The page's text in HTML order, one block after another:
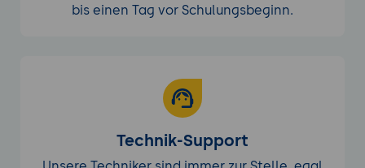
bis einen Tag vor Schulungsbeginn.
Technik-Support